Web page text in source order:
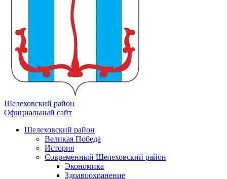
Шелеховский район
Официальный сайт
Шелеховский район
Великая Победа
История
Современный Шелеховский район
Экономика
Здравоохранение